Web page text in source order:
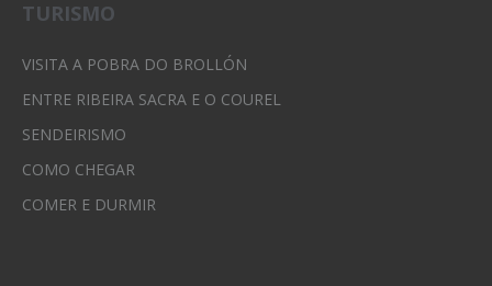
TURISMO
VISITA A POBRA DO BROLLÓN
ENTRE RIBEIRA SACRA E O COUREL
SENDEIRISMO
COMO CHEGAR
COMER E DURMIR